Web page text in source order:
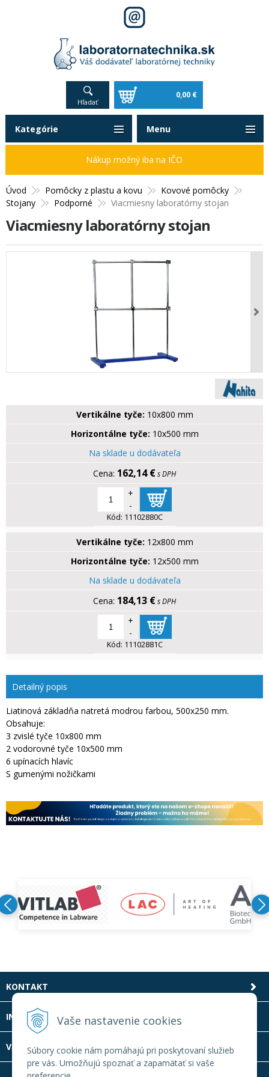
Vaše nastavenie cookies
Súbory cookie nám pomáhajú pri poskytovaní služieb
pre vás. Umožňujú spoznať a zapamätať si vaše
Hľadať
0,00 €
Úvod Pomôcky z plastu a kovu
Kovové pomôcky
Stojany
Podporné Viacmiesny laboratórny stojan
Viacmiesny laboratórny stojan
Vertikálne tyče: 10x800 mm
Horizontálne tyče: 10x500 mm
Na sklade u dodávateľa
162,14 €s DPH
+
-
Kód: 11102880C
Vertikálne tyče: 12x800 mm
Horizontálne tyče: 12x500 mm
Na sklade u dodávateľa
184,13 €s DPH
+
-
Kód: 11102881C
Detailný popis
Liatinová základňa natretá modrou farbou, 500x250 mm.
Obsahuje:
3 zvislé tyče 10x800 mm
2 vodorovné tyče 10x500 mm
6 upínacích hlavíc
S gumenými nožičkami
Kategórie
Nákup možný iba na IČO
Menu
KONTAKT
INFOLINKA
VŠETKO O NÁKUPE